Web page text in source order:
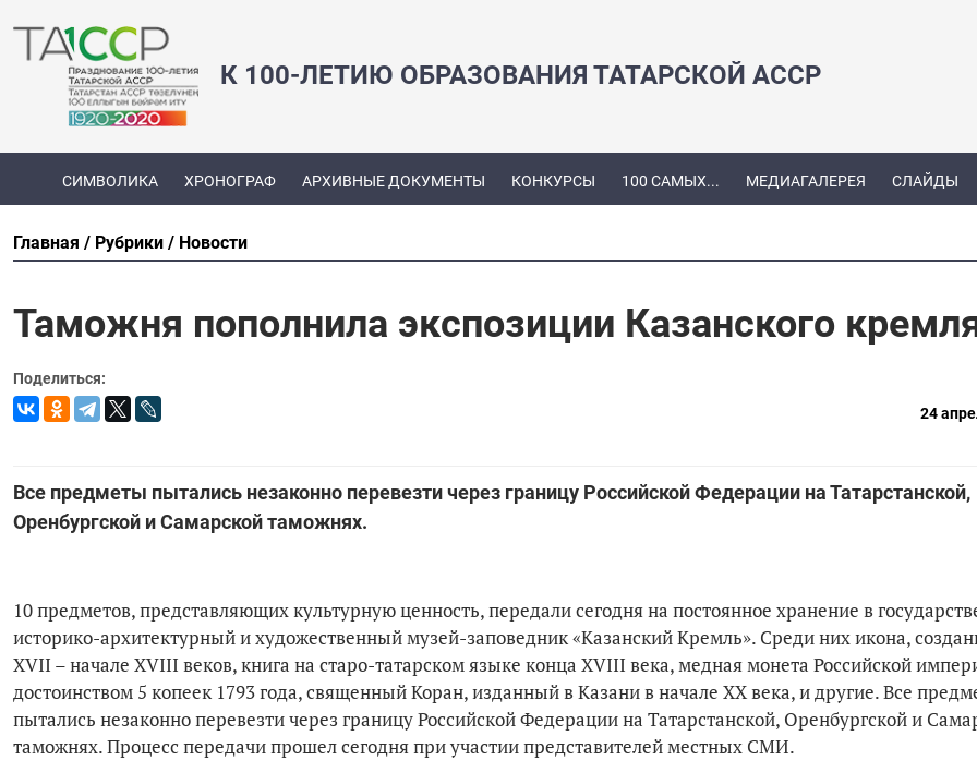
К 100-ЛЕТИЮ ОБРАЗОВАНИЯ ТАТАРСКОЙ АССР
СИМВОЛИКА ХРОНОГРАФ АРХИВНЫЕ ДОКУМЕНТЫ КОНКУРСЫ 100 САМЫХ... МЕДИАГАЛЕРЕЯ СЛАЙДЫ
Главная Рубрики Новости
Таможня пополнила экспозиции Казанского
Поделиться:
24
Все предметы пытались незаконно перевезти через границу Российской Федерации на Татарстанской,
Оренбургской и Самарской таможнях.
10 предметов, представляющих культурную ценность, передали сегодня на постоянное хранение в
историко-архитектурный и художественный музей-заповедник «Казанский Кремль». Среди них икона,
XVII – начале XVIII веков, книга на старо-татарском языке конца XVIII века, медная монета Российской
достоинством 5 копеек 1793 года, священный Коран, изданный в Казани в начале XX века, и другие. Все
пытались незаконно перевезти через границу Российской Федерации на Татарстанской, Оренбургской и
таможнях. Процесс передачи прошел сегодня при участии представителей местных СМИ.